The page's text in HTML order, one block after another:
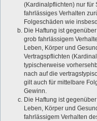
(Kardinalpflichten) nur für
fahrlässiges Verhalten
Folgeschäden wie
Die Haftung ist
grob fahrlässigem
Leben, Körper und
Vertragspflichten
typischerweise
nach auf die
gilt auch für mittelbare
Gewinn.
Die Haftung ist
Leben, Körper und
fahrlässigem Verhalten